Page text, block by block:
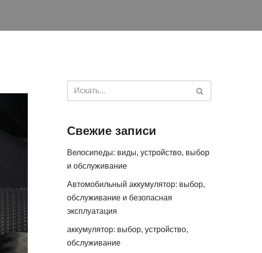
Свежие записи
Велосипеды: виды, устройство, выбор
и обслуживание
Автомобильный аккумулятор: выбор,
обслуживание и безопасная
эксплуатация
аккумулятор: выбор, устройство,
обслуживание